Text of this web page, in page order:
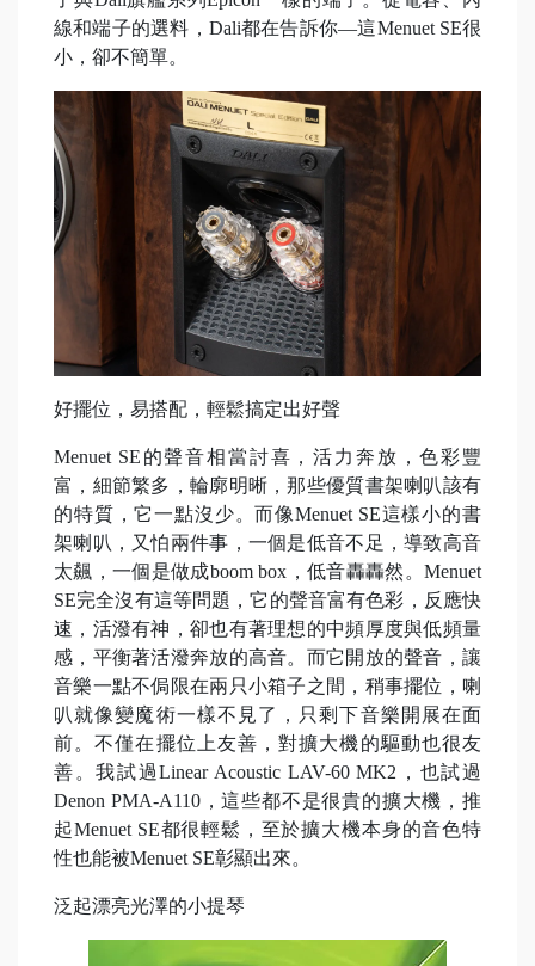
線和端子的選料，Dali都在告訴你—這Menuet SE很
小，卻不簡單。
好擺位，易搭配，輕鬆搞定出好聲
Menuet SE的聲音相當討喜，活力奔放，色彩豐
富，細節繁多，輪廓明晰，那些優質書架喇叭該有
的特質，它一點沒少。而像Menuet SE這樣小的書
架喇叭，又怕兩件事，一個是低音不足，導致高音
太飆，一個是做成boom box，低音轟轟然。Menuet
SE完全沒有這等問題，它的聲音富有色彩，反應快
速，活潑有神，卻也有著理想的中頻厚度與低頻量
感，平衡著活潑奔放的高音。而它開放的聲音，讓
音樂一點不侷限在兩只小箱子之間，稍事擺位，喇
叭就像變魔術一樣不見了，只剩下音樂開展在面
前。不僅在擺位上友善，對擴大機的驅動也很友
善。我試過Linear Acoustic LAV-60 MK2，也試過
Denon PMA-A110，這些都不是很貴的擴大機，推
起Menuet SE都很輕鬆，至於擴大機本身的音色特
性也能被Menuet SE彰顯出來。
泛起漂亮光澤的小提琴